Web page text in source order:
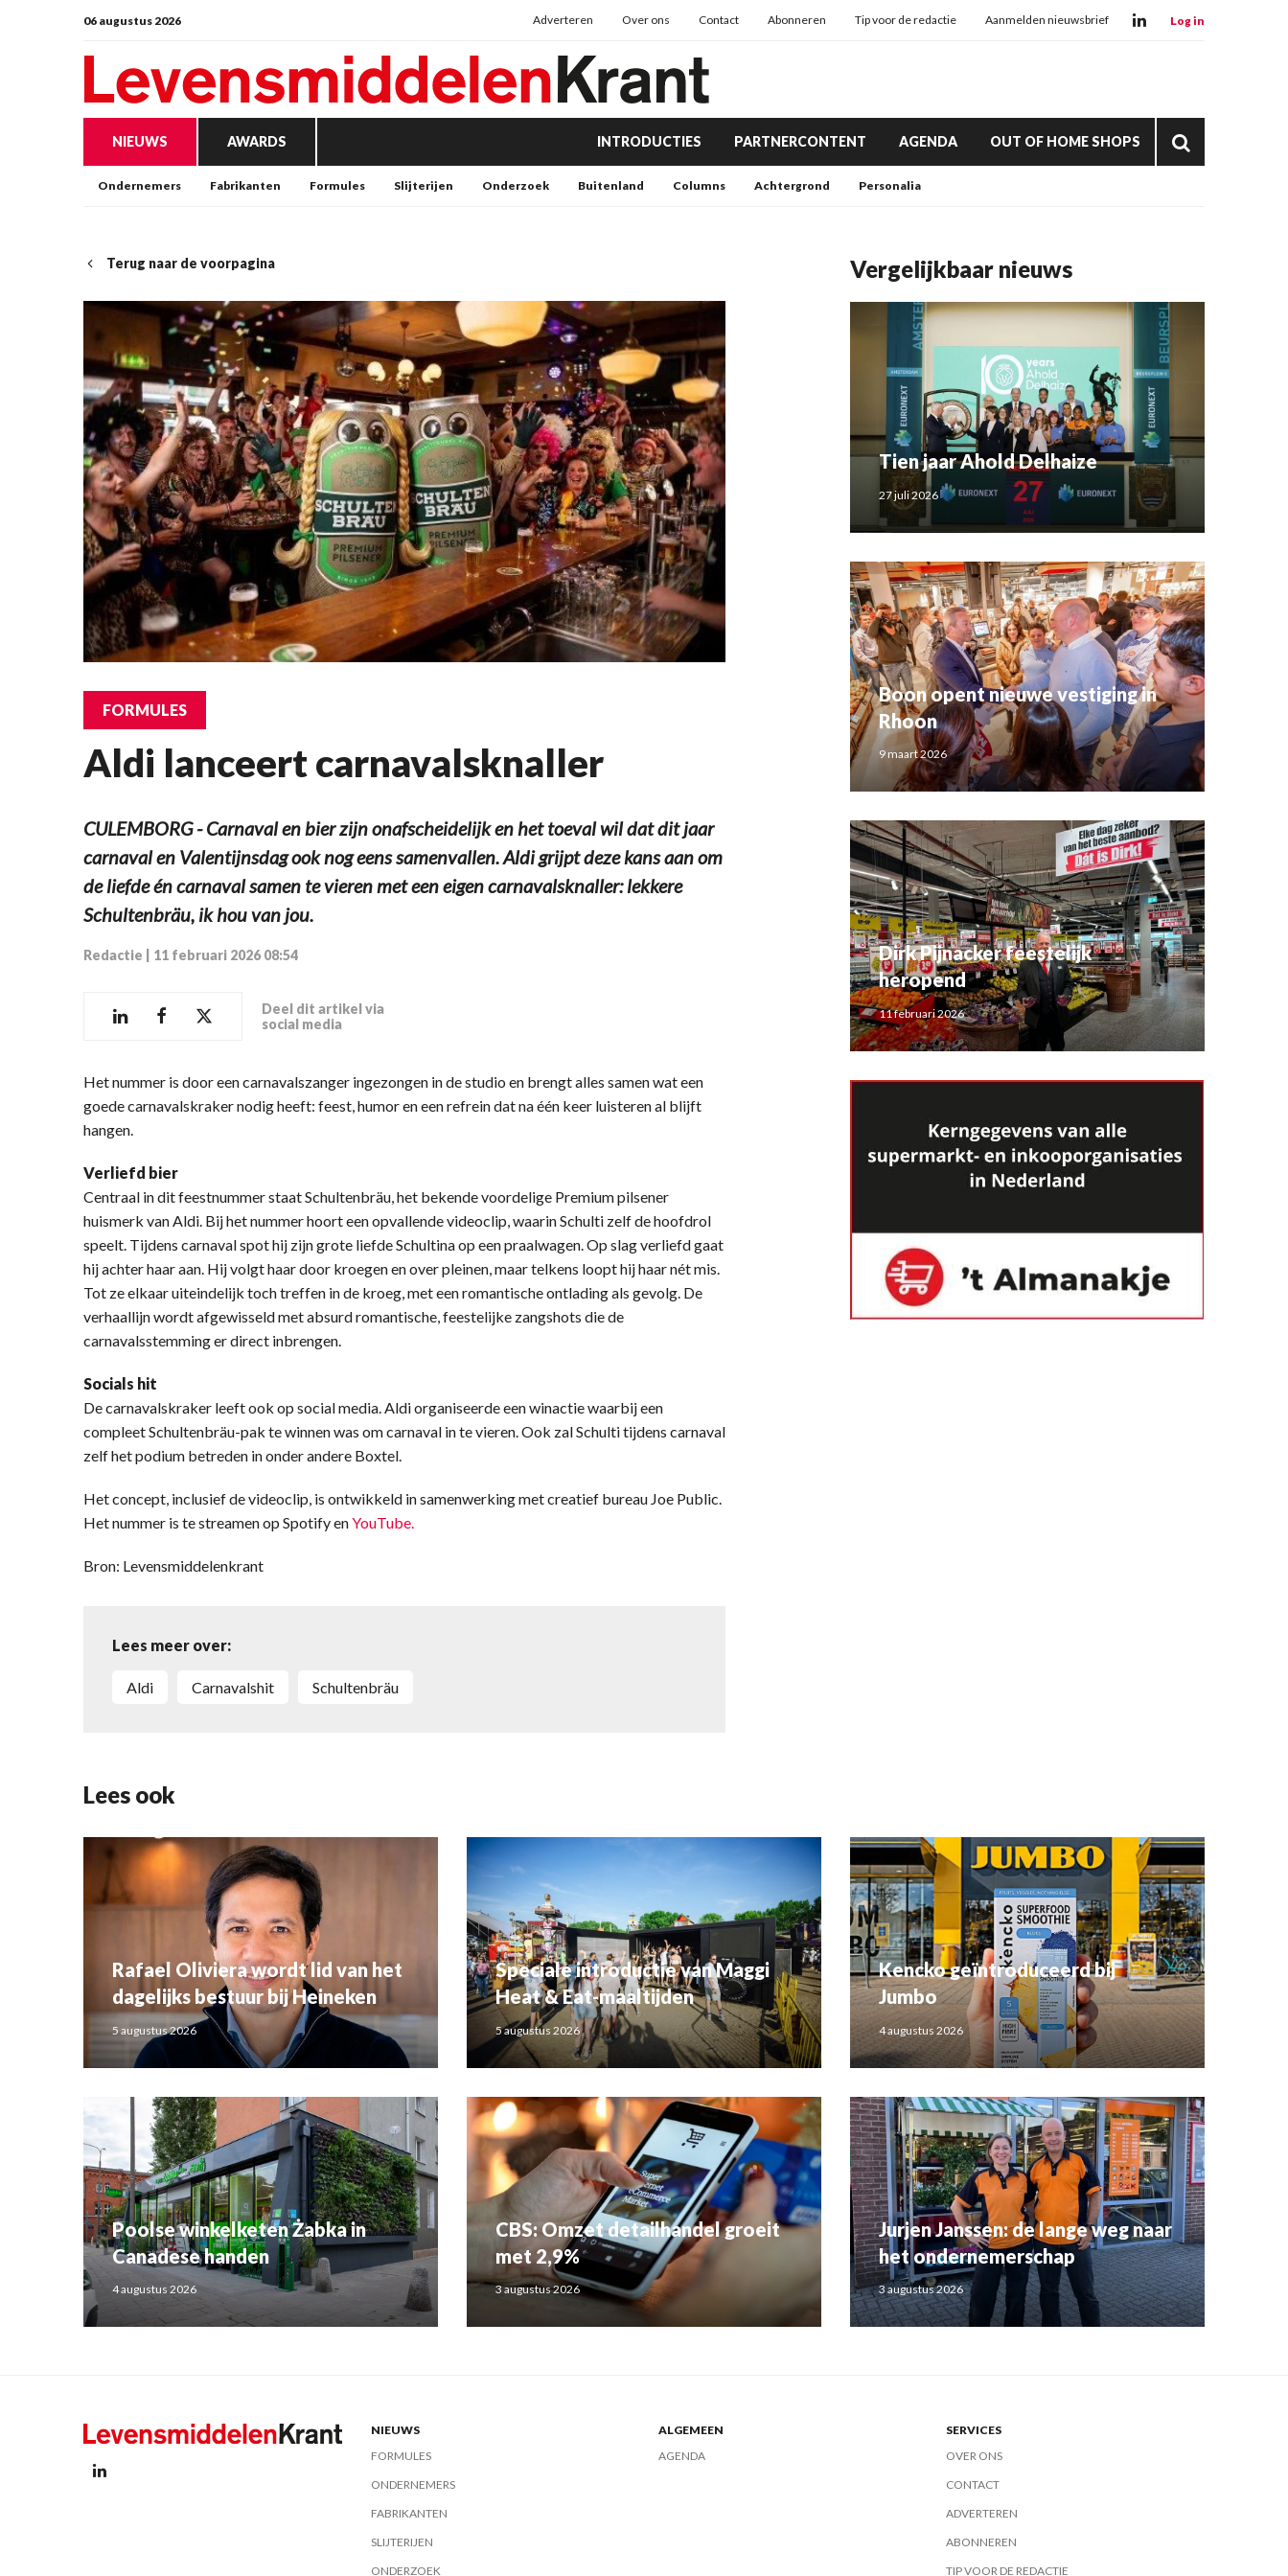
06 augustus 2026 Adverteren Over ons Contact Abonneren Tip voor de redactie Aanmelden nieuwsbrief Log in
NIEUWS AWARDS INTRODUCTIES PARTNERCONTENT AGENDA OUT OF HOME SHOPS
Ondernemers Fabrikanten Formules Slijterijen Onderzoek Buitenland Columns Achtergrond Personalia
Terug naar de voorpagina
FORMULES
Aldi lanceert carnavalsknaller
CULEMBORG - Carnaval en bier zijn onafscheidelijk en het toeval wil dat dit jaar
carnaval en Valentijnsdag ook nog eens samenvallen. Aldi grijpt deze kans aan om
de liefde én carnaval samen te vieren met een eigen carnavalsknaller: lekkere
Schultenbräu, ik hou van jou.
Redactie 11 februari 2026 08:54
Deel dit artikel via
social media
Het nummer is door een carnavalszanger ingezongen in de studio en brengt alles samen wat een
goede carnavalskraker nodig heeft: feest, humor en een refrein dat na één keer luisteren al blijft
hangen.
Verliefd bier
Centraal in dit feestnummer staat Schultenbräu, het bekende voordelige Premium pilsener
huismerk van Aldi. Bij het nummer hoort een opvallende videoclip, waarin Schulti zelf de hoofdrol
speelt. Tijdens carnaval spot hij zijn grote liefde Schultina op een praalwagen. Op slag verliefd gaat
hij achter haar aan. Hij volgt haar door kroegen en over pleinen, maar telkens loopt hij haar nét mis.
Tot ze elkaar uiteindelijk toch treffen in de kroeg, met een romantische ontlading als gevolg. De
verhaallijn wordt afgewisseld met absurd romantische, feestelijke zangshots die de
carnavalsstemming er direct inbrengen.
Socials hit
De carnavalskraker leeft ook op social media. Aldi organiseerde een winactie waarbij een
compleet Schultenbräu-pak te winnen was om carnaval in te vieren. Ook zal Schulti tijdens carnaval
zelf het podium betreden in onder andere Boxtel.
Het concept, inclusief de videoclip, is ontwikkeld in samenwerking met creatief bureau Joe Public.
Het nummer is te streamen op Spotify enYouTube.
Bron: Levensmiddelenkrant
Lees meer over:
Aldi carnavalshit Schultenbräu
Vergelijkbaar nieuws
Tien jaar Ahold Delhaize
27 juli 2026
Boon opent nieuwe vestiging in
Rhoon
9 maart 2026
Dirk Pijnacker feestelijk
heropend
11 februari 2026
Lees ook
Rafael Oliviera wordt lid van het
dagelijks bestuur bij Heineken
5 augustus 2026
Speciale introductie van Maggi
Heat & Eat-maaltijden
5 augustus 2026
Kencko geïntroduceerd bij
Jumbo
4 augustus 2026
Poolse winkelketen Żabka in
Canadese handen
4 augustus 2026
CBS: Omzet detailhandel groeit
met 2,9%
3 augustus 2026
Jurjen Janssen: de lange weg naar
het ondernemerschap
3 augustus 2026
NIEUWS
FORMULES
ONDERNEMERS
FABRIKANTEN
SLIJTERIJEN
ONDERZOEK
ALGEMEEN
AGENDA
SERVICES
OVER ONS
CONTACT
ADVERTEREN
ABONNEREN
TIP VOOR DE REDACTIE